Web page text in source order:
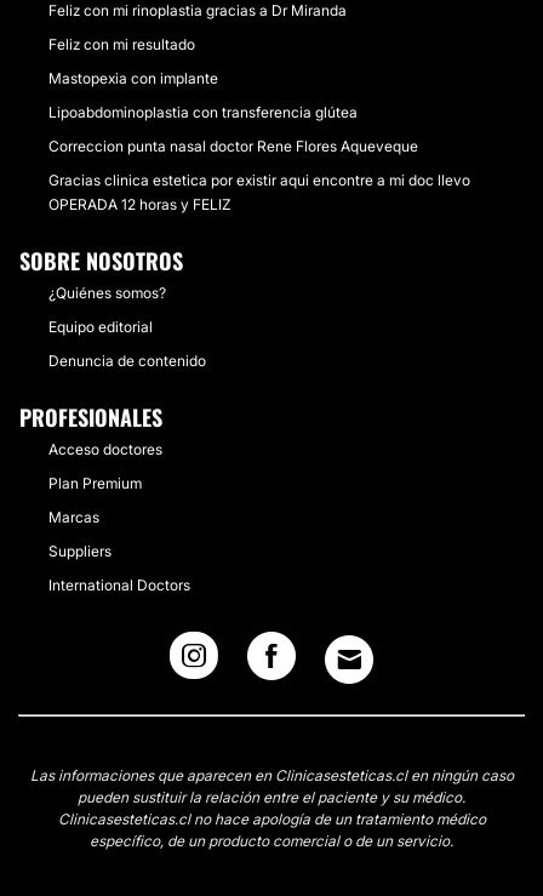
Feliz con mi rinoplastia gracias a Dr Miranda
Feliz con mi resultado
Mastopexia con implante
Lipoabdominoplastia con transferencia glútea
Correccion punta nasal doctor Rene Flores Aqueveque
Gracias clinica estetica por existir aqui encontre a mi doc llevo
OPERADA 12 horas y FELIZ
SOBRE NOSOTROS
¿Quiénes somos?
Equipo editorial
Denuncia de contenido
PROFESIONALES
Acceso doctores
Plan Premium
Marcas
Suppliers
International Doctors
Las informaciones que aparecen en Clinicasesteticas.cl en ningún caso
pueden sustituir la relación entre el paciente y su médico.
Clinicasesteticas.cl no hace apología de un tratamiento médico
específico, de un producto comercial o de un servicio.